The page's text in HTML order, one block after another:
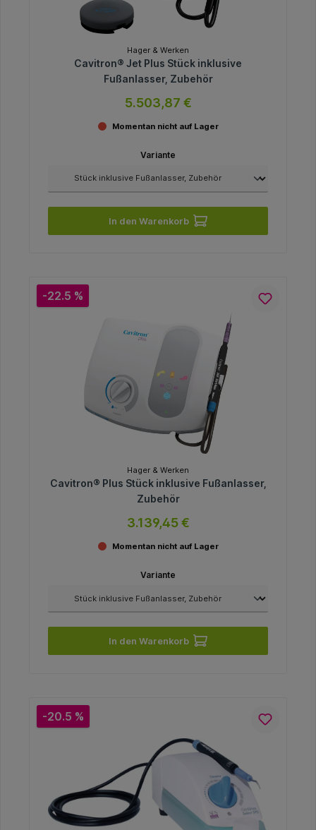
Hager & Werken
Cavitron® Jet Plus Stück inklusive
Fußanlasser, Zubehör
5.503,87 €
Momentan nicht auf Lager
Variante
In den Warenkorb
-22.5 %
Hager & Werken
Cavitron® Plus Stück inklusive Fußanlasser,
Zubehör
3.139,45 €
Momentan nicht auf Lager
Variante
In den Warenkorb
-20.5 %